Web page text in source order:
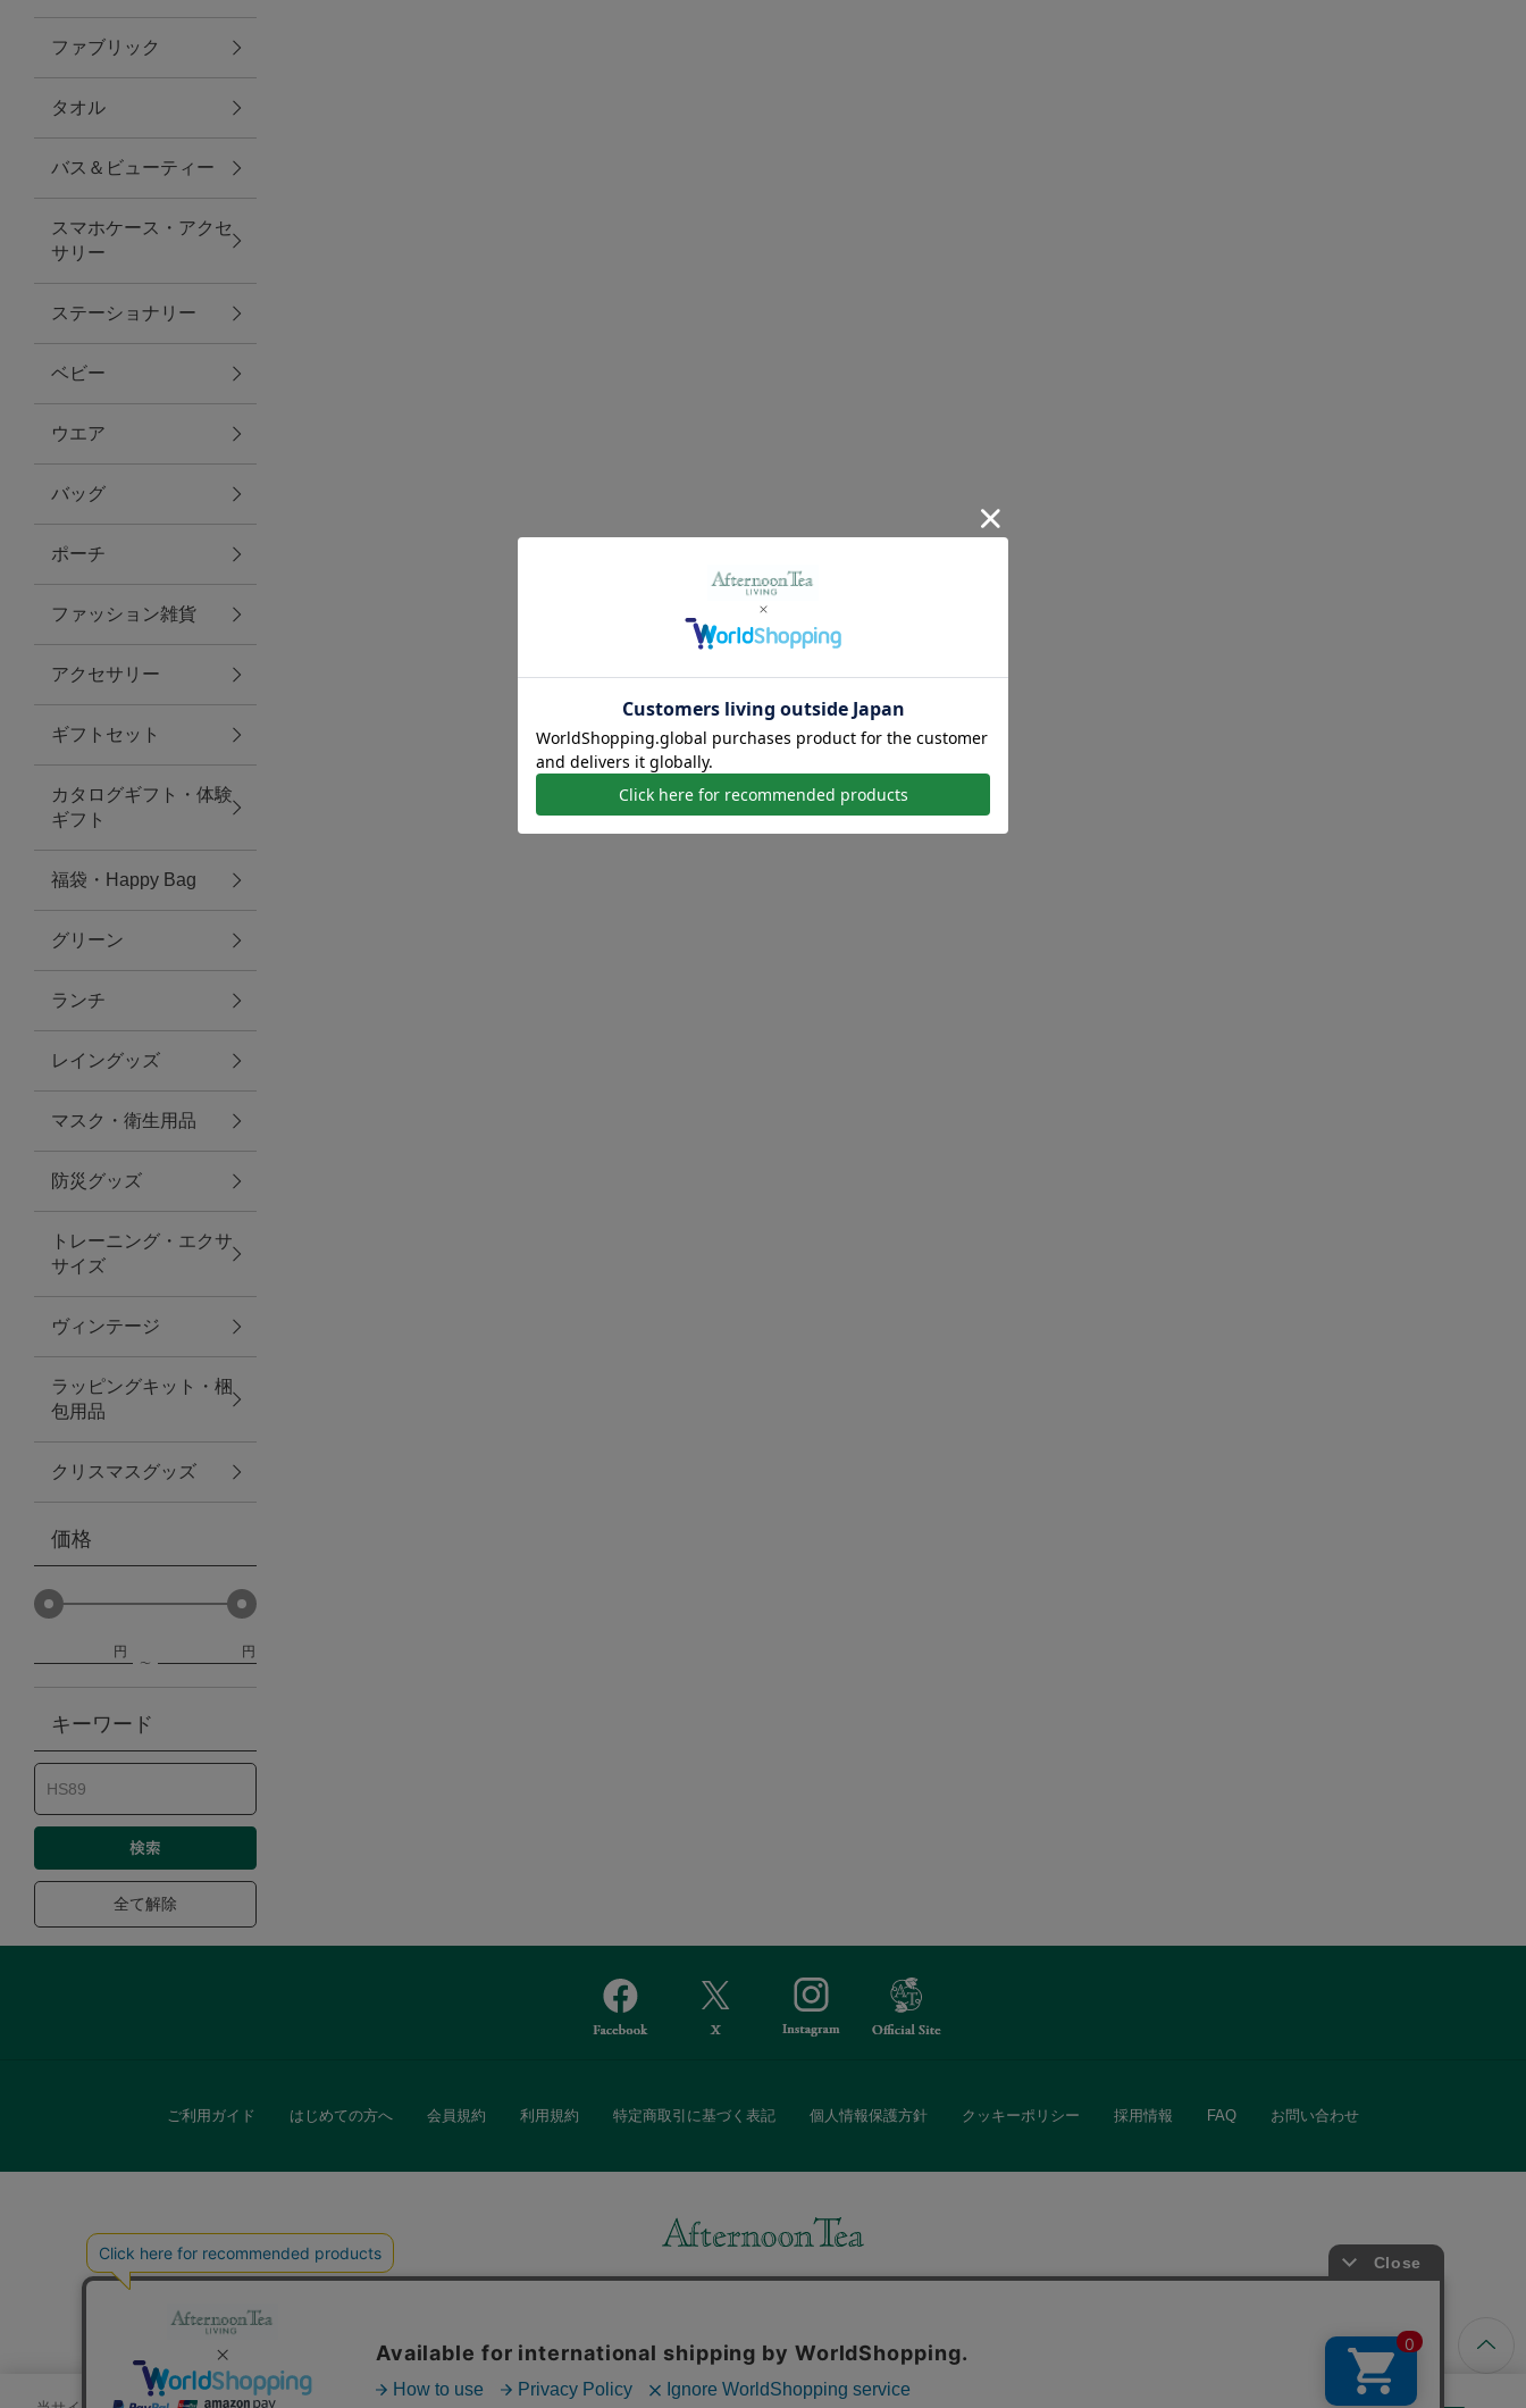
バッグ
キッチン・ダイニング
ダイニング
キッチン
ファブリック
グリーン
バス＆ビューティー
バス＆ビューティー
タオル
ウエア＆バッグ
ウエア
レイングッズ
アクセサリー
ファッション雑貨
ファッショングッズ
スマホケース・アクセサリー
ポーチ
ステーショナリー
その他
紅茶・フード
防災グッズ・非常食
トレーニング
ヴィンテージ
ファブリック
タオル
バス＆ビューティー
スマホケース・アクセ
サリー
ステーショナリー
ベビー
ウエア
バッグ
ポーチ
ファッション雑貨
アクセサリー
ギフトセット
カタログギフト・体験
ギフト
福袋・Happy Bag
グリーン
ランチ
レイングッズ
マスク・衛生用品
防災グッズ
トレーニング・エクサ
サイズ
ヴィンテージ
ラッピングキット・梱
包用品
クリスマスグッズ
価格
円 円
キーワード
全て解除
ご利用ガイド はじめての方へ 会員規約 利用規約 特定商取引に基づく表記 個人情報保護方針 クッキーポリシー 採用情報 FAQ お問い合わせ
また、ギフトセットなどギフトにぴったりの豊富な商品がラインナップ。
「ソーシャルギフト」サービスもご提供しています。